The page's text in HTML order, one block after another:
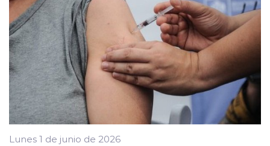
Lunes 1 de junio de 2026